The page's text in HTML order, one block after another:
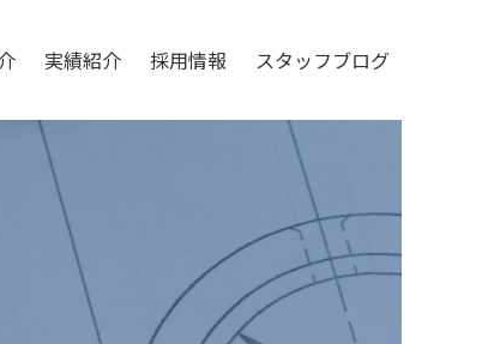
実績紹介 採用情報 スタッフブログ